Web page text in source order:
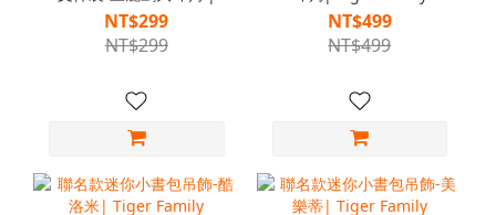
Tiger Family
NT$299
NT$299
NT$499
NT$499